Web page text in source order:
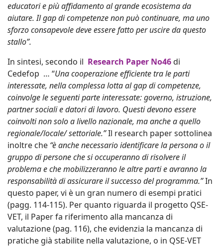
educatori e più affidamento al grande ecosistema da
aiutare. Il gap di competenze non può continuare, ma uno
sforzo consapevole deve essere fatto per uscire da questo
stallo”.
In sintesi, secondo il Research Paper No46di
Cedefop … “Una cooperazione efficiente tra le parti
interessate, nella complessa lotta al gap di competenze,
coinvolge le seguenti parte interessate: governo, istruzione,
partner sociali e datori di lavoro. Questi devono essere
coinvolti non solo a livello nazionale, ma anche a quello
regionale/locale/ settoriale.”Il research paper sottolinea
inoltre che “è anche necessario identificare la persona o il
gruppo di persone che si occuperanno di risolvere il
problema e che mobilizzeranno le altre parti e avranno la
responsabilità di assicurare il successo del programma.”In
questo paper, vi è un gran numero di esempi pratici
(pagg. 114-115). Per quanto riguarda il progetto QSE-
VET, il Paper fa riferimento alla mancanza di
valutazione (pag. 116), che evidenzia la mancanza di
pratiche già stabilite nella valutazione, o in QSE-VET